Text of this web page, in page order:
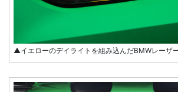
▲イエローのデイライトを組み込んだBMWレーザ